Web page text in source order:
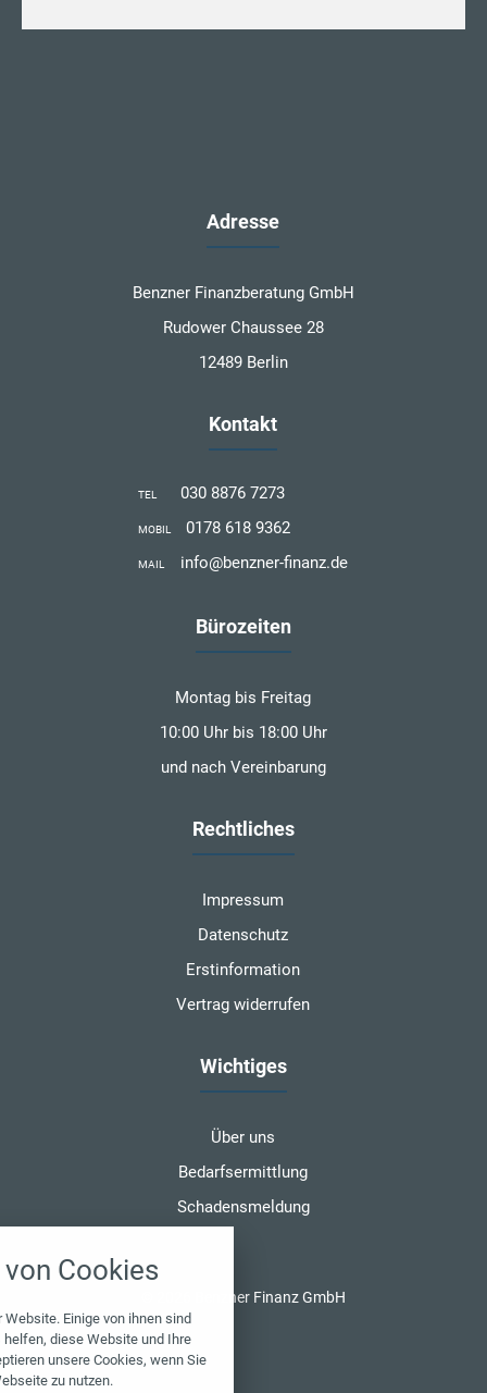
Adresse
Benzner Finanzberatung GmbH
Rudower Chaussee 28
12489 Berlin
Kontakt
TEL 030 8876 7273
MOBIL 0178 618 9362
MAIL info@benzner-finanz.de
Bürozeiten
Montag bis Freitag
10:00 Uhr bis 18:00 Uhr
und nach Vereinbarung
Rechtliches
Impressum
Datenschutz
Erstinformation
Vertrag widerrufen
Wichtiges
Über uns
Bedarfsermittlung
Schadensmeldung
© 2026 Benzner Finanz GmbH
Cookies
Einige von ihnen sind
diese Website und Ihre
unsere Cookies, wenn Sie
zu nutzen.
alle verwendeten Cookies und
zu blockieren.
Notwendig